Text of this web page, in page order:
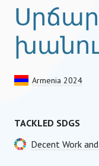
Armenia 2024
TACKLED SDGS
Decent Work